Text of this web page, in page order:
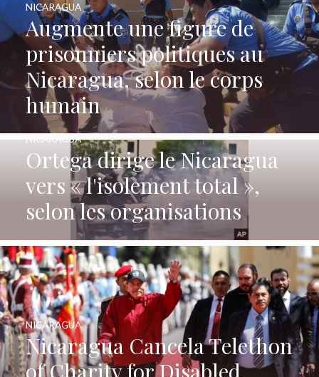
Augmente une figure de
prisonniers politiques au
Nicaragua, selon le corps
humain
NICARAGUA
Ortega dirige le Nicaragua
vers « l'isolement total »,
selon les organisations
NICARAGUA
Nicaragua Cancela Telethon
of Charity for Disabled
NICARAGUA